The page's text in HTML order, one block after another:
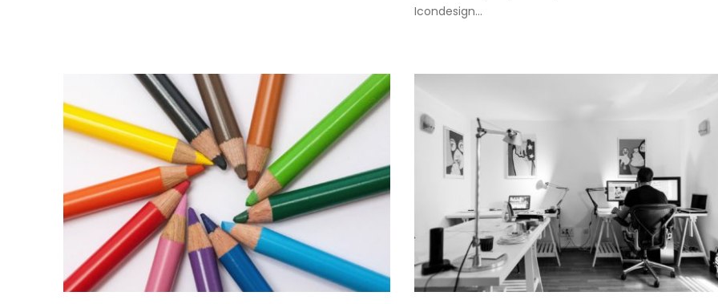
Icondesign...